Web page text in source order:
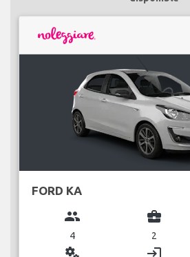
FORD KA
group
4
business_center
2
miscellaneous_services login